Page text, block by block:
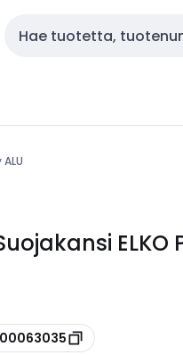
Haku
Suojakansi